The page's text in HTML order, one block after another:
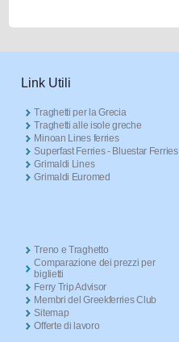
Link Utili
Traghetti per la Grecia
Traghetti alle isole greche
Minoan Lines ferries
Superfast Ferries - Bluestar Ferries
Grimaldi Lines
Grimaldi Euromed
Treno e Traghetto
Comparazione dei prezzi per
biglietti
Ferry Trip Advisor
Membri del Greekferries Club
Sitemap
Offerte di lavoro